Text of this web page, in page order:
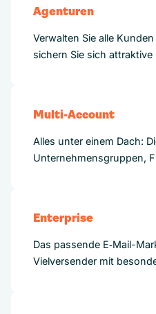
Agenturen
Verwalten Sie alle
sichern Sie sich attraktive
Multi-Account
Alles unter einem Dach:
Unternehmensgruppen,
Enterprise
Das passende E‑Mail-
Vielversender mit